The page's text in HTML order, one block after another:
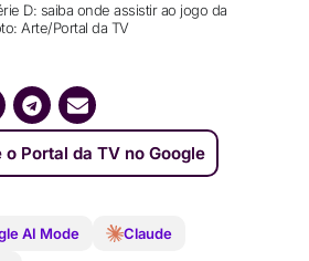
D: saiba onde assistir ao jogo da
Arte/Portal da TV
Portal da TV no Google
AI Mode
Claude